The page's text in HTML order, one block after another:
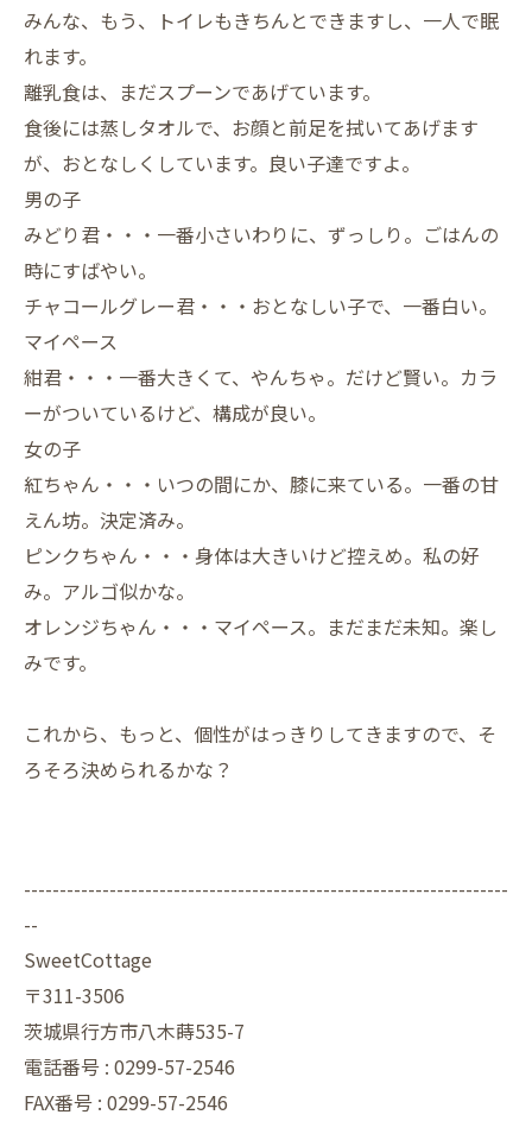
みんな、もう、トイレもきちんとできますし、一人で眠
れます。
離乳食は、まだスプーンであげています。
食後には蒸しタオルで、お顔と前足を拭いてあげます
が、おとなしくしています。良い子達ですよ。
男の子
みどり君・・・一番小さいわりに、ずっしり。ごはんの
時にすばやい。
チャコールグレー君・・・おとなしい子で、一番白い。
マイペース
紺君・・・一番大きくて、やんちゃ。だけど賢い。カラ
ーがついているけど、構成が良い。
女の子
紅ちゃん・・・いつの間にか、膝に来ている。一番の甘
えん坊。決定済み。
ピンクちゃん・・・身体は大きいけど控えめ。私の好
み。アルゴ似かな。
オレンジちゃん・・・マイペース。まだまだ未知。楽し
みです。
これから、もっと、個性がはっきりしてきますので、そ
ろそろ決められるかな？
--------------------------------------------------------------------
--
SweetCottage
〒311-3506
茨城県行方市八木蒔535-7
電話番号 : 0299-57-2546
FAX番号 : 0299-57-2546